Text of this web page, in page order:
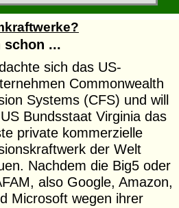
schon ...
sich das US-
Commonwealth
Systems (CFS) und will
Bundsstaat Virginia das
private kommerzielle
der Welt
Nachdem die Big5 oder
also Google, Amazon,
Microsoft wegen ihrer